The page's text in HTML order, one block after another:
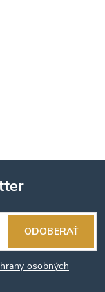
osobných
ODOBERAŤ